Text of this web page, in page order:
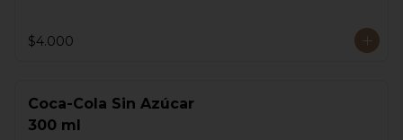
$4.000
Coca-Cola Sin Azúcar
300 ml